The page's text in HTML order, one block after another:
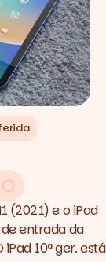
(2021) e o iPad
entrada da
iPad 10ª ger.está